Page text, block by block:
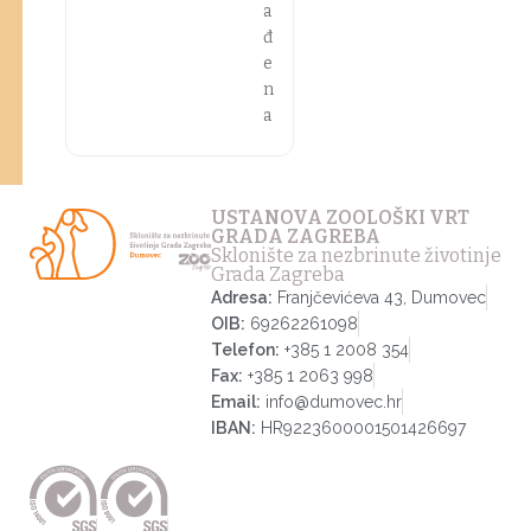
a
đ
e
n
a
USTANOVA ZOOLOŠKI VRT
GRADA ZAGREBA
Sklonište za nezbrinute životinje
Grada Zagreba
Adresa: Franjčevićeva 43, Dumovec
OIB: 69262261098
Telefon: +385 1 2008 354
Fax: +385 1 2063 998
Email: info@dumovec.hr
IBAN: HR9223600001501426697